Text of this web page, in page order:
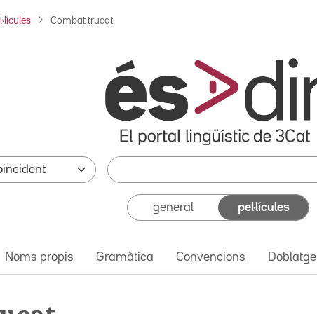
Combat trucat
general pel·lícules
Noms propis Gramàtica Convencions Doblatge